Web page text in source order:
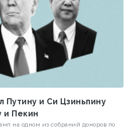
Путину и Си Цзиньпину
и Пекин
на одном из собраний доноров по